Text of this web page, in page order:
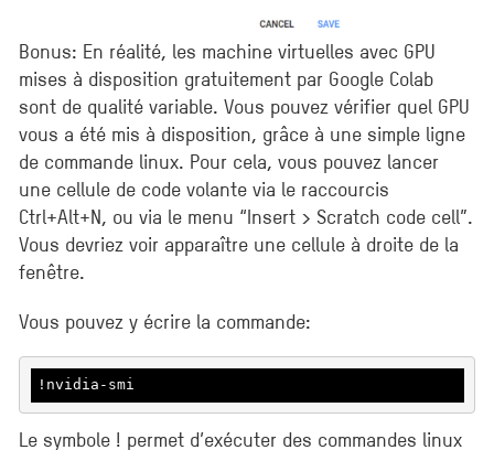
Bonus: En réalité, les machine virtuelles avec GPU
mises à disposition gratuitement par Google Colab
sont de qualité variable. Vous pouvez vérifier quel GPU
vous a été mis à disposition, grâce à une simple ligne
de commande linux. Pour cela, vous pouvez lancer
une cellule de code volante via le raccourcis
Ctrl+Alt+N, ou via le menu “Insert > Scratch code cell”.
Vous devriez voir apparaître une cellule à droite de la
fenêtre.
Vous pouvez y écrire la commande:
!nvidia-smi
Le symbole ! permet d’exécuter des commandes linux